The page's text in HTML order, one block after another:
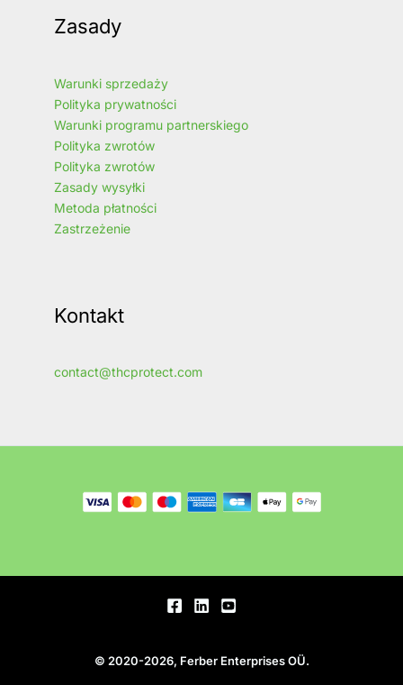
Zasady
Warunki sprzedaży
Polityka prywatności
Warunki programu partnerskiego
Polityka zwrotów
Polityka zwrotów
Zasady wysyłki
Metoda płatności
Zastrzeżenie
Kontakt
contact@thcprotect.com
© 2020-2026, Ferber Enterprises OÜ.